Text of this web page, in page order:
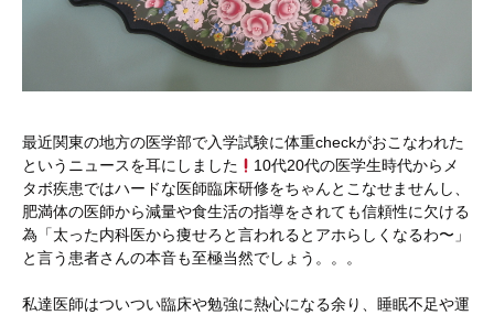
最近関東の地方の医学部で入学試験に体重checkがおこなわれた
というニュースを耳にしました
10代20代の医学生時代からメ
タボ疾患ではハードな医師臨床研修をちゃんとこなせませんし、
肥満体の医師から減量や食生活の指導をされても信頼性に欠ける
為「太った内科医から痩せろと言われるとアホらしくなるわ〜」
と言う患者さんの本音も至極当然でしょう。。。
私達医師はついつい臨床や勉強に熱心になる余り、睡眠不足や運